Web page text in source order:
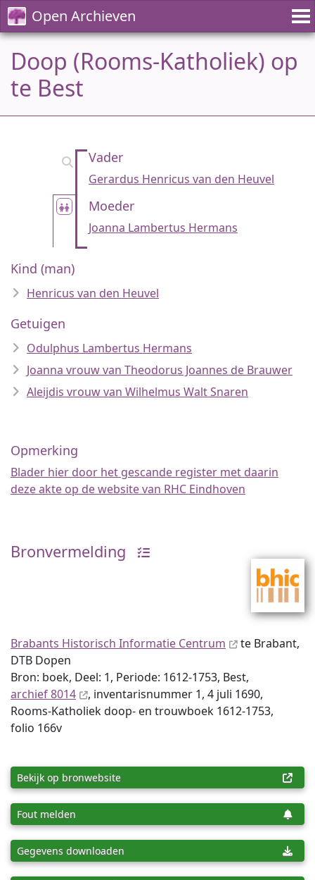
Open Archieven
Doop (Rooms-Katholiek) op
te Best
Vader
Gerardus Henricus van den Heuvel
Moeder
Joanna Lambertus Hermans
Kind (man)
Henricus van den Heuvel
Getuigen
Odulphus Lambertus Hermans
Joanna vrouw van Theodorus Joannes de Brauwer
Aleijdis vrouw van Wilhelmus Walt Snaren
Opmerking
Blader hier door het gescande register met daarin
deze akte op de website van RHC Eindhoven
Bronvermelding
Brabants Historisch Informatie Centrum
te Brabant,
DTB Dopen
Bron: boek, Deel: 1, Periode: 1612-1753, Best,
archief 8014
, inventaris­num­mer 1, 4 juli 1690,
Rooms-Katholiek doop- en trouwboek 1612-1753,
folio 166v
Bekijk op bronwebsite
Fout melden
Gegevens downloaden